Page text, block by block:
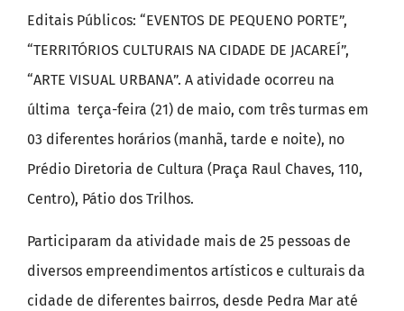
Editais Públicos: “EVENTOS DE PEQUENO PORTE”,
“TERRITÓRIOS CULTURAIS NA CIDADE DE JACAREÍ”,
“ARTE VISUAL URBANA”. A atividade ocorreu na
última terça-feira (21) de maio, com três turmas em
03 diferentes horários (manhã, tarde e noite), no
Prédio Diretoria de Cultura (Praça Raul Chaves, 110,
Centro), Pátio dos Trilhos.
Participaram da atividade mais de 25 pessoas de
diversos empreendimentos artísticos e culturais da
cidade de diferentes bairros, desde Pedra Mar até